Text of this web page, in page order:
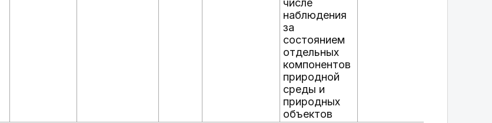
числе
наблюдения
за
состоянием
отдельных
компонентов
природной
среды и
природных
объектов